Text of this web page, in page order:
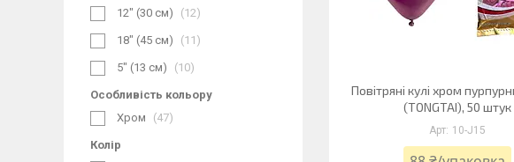
Повітряні кулі хром
(TONGTAI), 50 штук
10-J15
12" (30 см) 12
18" (45 см) 11
5" (13 см) 10
Особливість кольору
Хром
47
Колір